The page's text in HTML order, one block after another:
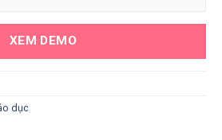
XEM DEMO
dục